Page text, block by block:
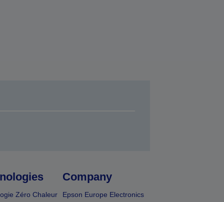
Zéro Chaleur
Company
Epson Europe Electronics